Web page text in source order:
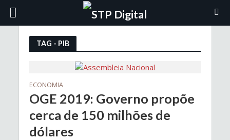
TAG - PIB
ECONOMIA
OGE 2019: Governo propõe
cerca de 150 milhões de
dólares